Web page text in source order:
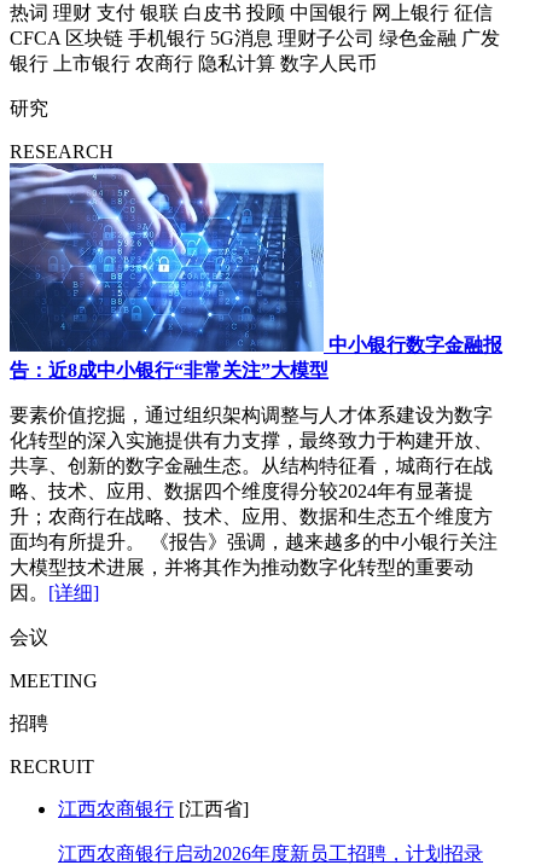
热词 理财 支付 银联 白皮书 投顾 中国银行 网上银行 征信
CFCA 区块链 手机银行 5G消息 理财子公司 绿色金融 广发
银行
上市银行 农商行 隐私计算 数字人民币
研究
RESEARCH
中小银行数字金融报
告：近8成中小银行“非常关注”大模型
要素价值挖掘，通过组织架构调整与人才体系建设为数字
化转型的深入实施提供有力支撑，最终致力于构建开放、
共享、创新的数字金融生态。从结构特征看，城商行在战
略、技术、应用、数据四个维度得分较2024年有显著提
升；农商行在战略、技术、应用、数据和生态五个维度方
面均有所提升。 《报告》强调，越来越多的中小银行关注
大模型技术进展，并将其作为推动数字化转型的重要动
因。 [详细]
会议
MEETING
招聘
RECRUIT
江西农商银行 [江西省]
江西农商银行启动2026年度新员工招聘，计划招录